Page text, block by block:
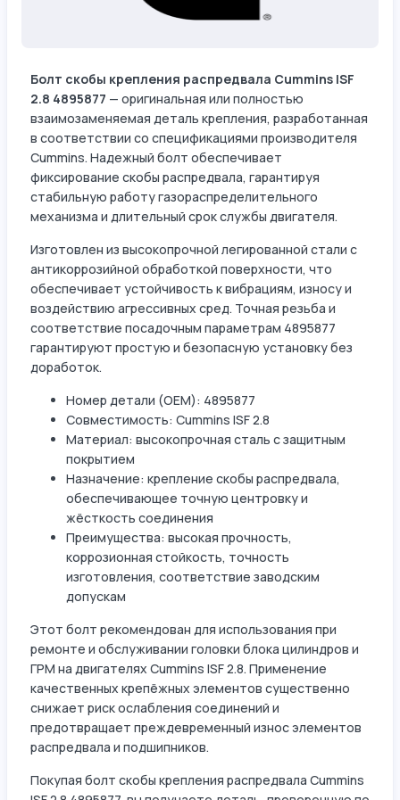
Болт скобы крепления распредвала Cummins ISF
2.8 4895877 — оригинальная или полностью
взаимозаменяемая деталь крепления, разработанная
в соответствии со спецификациями производителя
Cummins. Надежный болт обеспечивает
фиксирование скобы распредвала, гарантируя
стабильную работу газораспределительного
механизма и длительный срок службы двигателя.
Изготовлен из высокопрочной легированной стали с
антикоррозийной обработкой поверхности, что
обеспечивает устойчивость к вибрациям, износу и
воздействию агрессивных сред. Точная резьба и
соответствие посадочным параметрам 4895877
гарантируют простую и безопасную установку без
доработок.
Номер детали (OEM): 4895877
Совместимость: Cummins ISF 2.8
Материал: высокопрочная сталь с защитным
покрытием
Назначение: крепление скобы распредвала,
обеспечивающее точную центровку и
жёсткость соединения
Преимущества: высокая прочность,
коррозионная стойкость, точность
изготовления, соответствие заводским
допускам
Этот болт рекомендован для использования при
ремонте и обслуживании головки блока цилиндров и
ГРМ на двигателях Cummins ISF 2.8. Применение
качественных крепёжных элементов существенно
снижает риск ослабления соединений и
предотвращает преждевременный износ элементов
распредвала и подшипников.
Покупая болт скобы крепления распредвала Cummins